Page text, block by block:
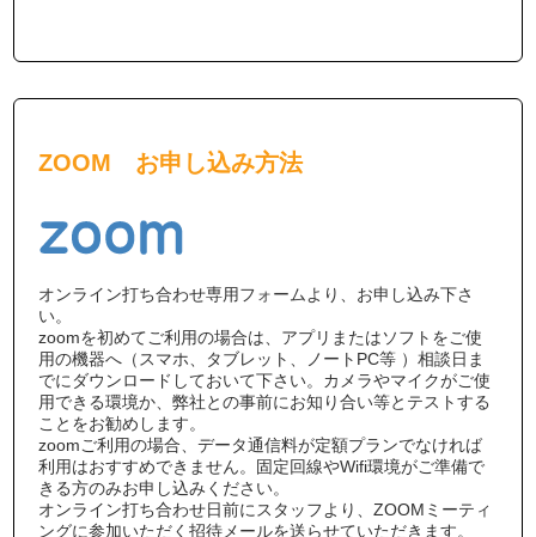
ZOOM お申し込み方法
オンライン打ち合わせ専用フォームより、お申し込み下さ
い。
zoomを初めてご利用の場合は、アプリまたはソフトをご使
用の機器へ（スマホ、タブレット、ノートPC等 ）相談日ま
でにダウンロードしておいて下さい。カメラやマイクがご使
用できる環境か、弊社との事前にお知り合い等とテストする
ことをお勧めします。
zoomご利用の場合、データ通信料が定額プランでなければ
利用はおすすめできません。固定回線やWifi環境がご準備で
きる方のみお申し込みください。
オンライン打ち合わせ日前にスタッフより、ZOOMミーティ
ングに参加いただく招待メールを送らせていただきます。